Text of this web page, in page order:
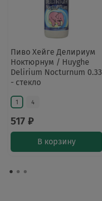
Пиво Хейге Делириум
Ноктюрнум / Huyghe
Delirium Nocturnum 0.33
- стекло
1 4
517 ₽
В корзину